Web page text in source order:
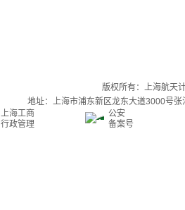
版权所有：上海航天
地址：上海市浦东新区龙东大道3000号
上海工商
行政管理
公安
备案号